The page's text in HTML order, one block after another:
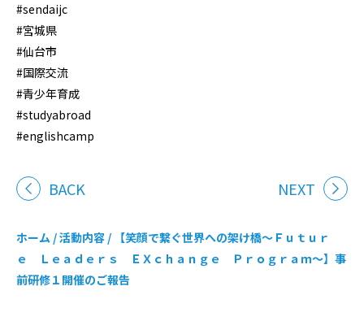
#sendaijc
#宮城県
#仙台市
#国際交流
#青少年育成
#studyabroad
#englishcamp
BACK NEXT
ホーム /活動内容 / 【笑顔で繋ぐ世界への架け橋〜Ｆｕｔｕｒ
ｅ Ｌｅａｄｅｒｓ ＥＸｃｈａｎｇｅ Ｐｒｏｇｒａｍ〜】事
前研修１開催のご報告⁡